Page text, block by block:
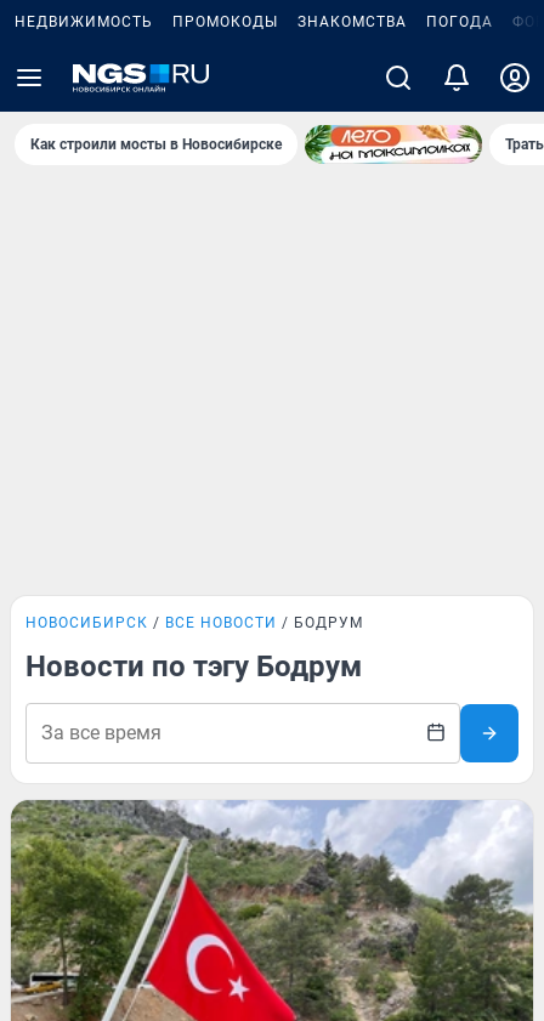
НЕДВИЖИМОСТЬ ПРОМОКОДЫ ЗНАКОМСТВА ПОГОДА
Как строили мосты в Новосибирске
НОВОСИБИРСК ВСЕ НОВОСТИ БОДРУМ
Новости по тэгу Бодрум